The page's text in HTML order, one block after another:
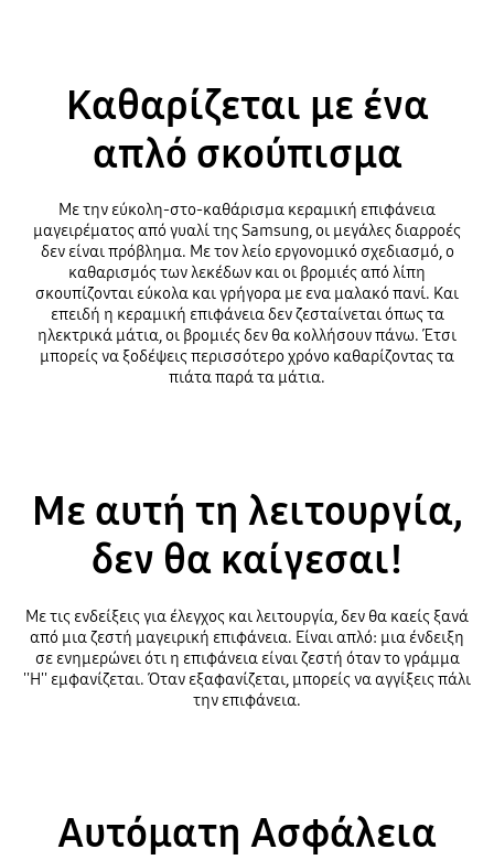
Καθαρίζεται με ένα
απλό σκούπισμα
Με την εύκολη-στο-καθάρισμα κεραμική επιφάνεια
μαγειρέματος από γυαλί της Samsung, οι μεγάλες διαρροές
δεν είναι πρόβλημα. Με τον λείο εργονομικό σχεδιασμό, ο
καθαρισμός των λεκέδων και οι βρομιές από λίπη
σκουπίζονται εύκολα και γρήγορα με ενα μαλακό πανί. Και
επειδή η κεραμική επιφάνεια δεν ζεσταίνεται όπως τα
ηλεκτρικά μάτια, οι βρομιές δεν θα κολλήσουν πάνω. Έτσι
μπορείς να ξοδέψεις περισσότερο χρόνο καθαρίζοντας τα
πιάτα παρά τα μάτια.
Με αυτή τη λειτουργία,
δεν θα καίγεσαι!
Με τις ενδείξεις για έλεγχος και λειτουργία, δεν θα καείς ξανά
από μια ζεστή μαγειρική επιφάνεια. Είναι απλό: μια ένδειξη
σε ενημερώνει ότι η επιφάνεια είναι ζεστή όταν το γράμμα
''H'' εμφανίζεται. Όταν εξαφανίζεται, μπορείς να αγγίξεις πάλι
την επιφάνεια.
Αυτόματη Ασφάλεια